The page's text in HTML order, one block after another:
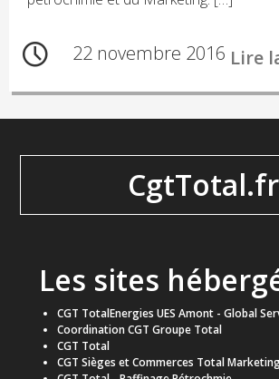
22 novembre 2016 Lire
CgtTotal.fr
Les sites
CGT TotalEnergies UES Amont - Global
Coordination CGT Groupe Total
CGT Total
CGT Sièges et Commerces Total